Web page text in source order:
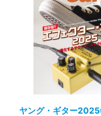
ヤング・ギター2025